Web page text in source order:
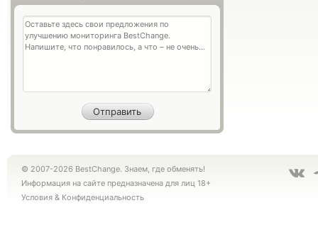
© 2007-2026 BestChange. Знаем, где обменять!
Информация на сайте предназначена для лиц 18+
Условия & Конфиденциальность